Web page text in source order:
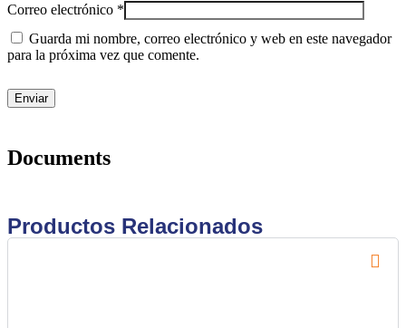
Correo electrónico *
Guarda mi nombre, correo electrónico y web en este navegador
para la próxima vez que comente.
Documents
Productos Relacionados